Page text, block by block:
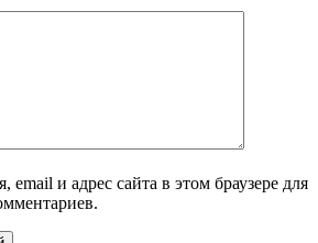
email и адрес сайта в этом браузере для